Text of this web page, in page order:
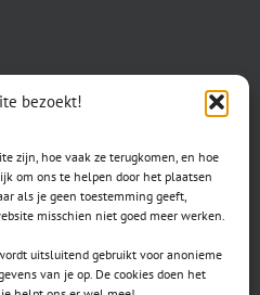
bezoekt!
zijn, hoe vaak ze terugkomen, en hoe
om ons te helpen door het plaatsen
als je geen toestemming geeft,
misschien niet goed meer werken.
uitsluitend gebruikt voor anonieme
van je op. De cookies doen het